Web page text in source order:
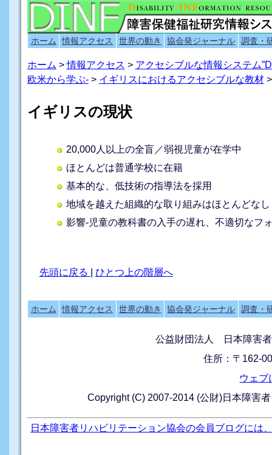
ホーム 情報アクセス 世界の動き 協会発ジャーナル 調査・
ホーム >情報アクセス > アクセシブルな情報システム
欧米から学ぶ-> イギリスにおけるアクセシブルな教材>
イギリスの現状
20,000人以上の全盲／弱視児童が在学中
ほとんどは普通学校に在籍
基本的な、低技術の指導法を採用
地域を越えた組織的な取り組みはほとんどなし
影響-児童の教科書の入手の遅れ、不適切なフ
先頭に戻る ひとつ上の階層へ
ホーム 情報アクセス 世界の動き 協会発ジャーナル 調査・
公益財団法人 日本障害
住所：〒162-
ウェブ
Copyright (C) 2007-2014 (公財)日本障害
日本障害者リハビリテーション協会の会員ブログには